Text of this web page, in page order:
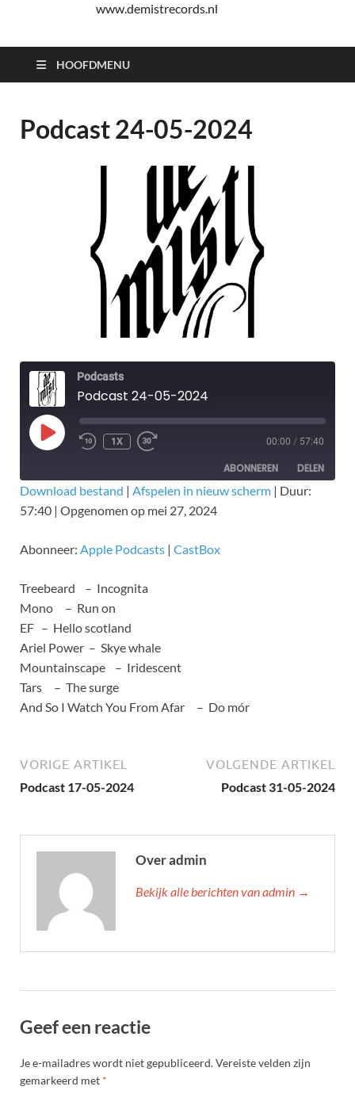
www.demistrecords.nl
HOOFDMENU
Podcast 24-05-2024
Podcasts
Podcast 24-05-2024
1X 00:00 / 57:40
ABONNEREN DELEN
Apple Podcasts CastBox
DELEN
LINK
Download bestand | Afspelen in nieuw scherm | Duur:
57:40 | Opgenomen op mei 27, 2024
Abonneer: Apple Podcasts | CastBox
Treebeard – Incognita
Mono – Run on
EF – Hello scotland
Ariel Power – Skye whale
Mountainscape – Iridescent
Tars – The surge
And So I Watch You From Afar – Do mór
VORIGE ARTIKEL
Podcast 17-05-2024
VOLGENDE ARTIKEL
Podcast 31-05-2024
Over admin
Bekijk alle berichten van admin →
Geef een reactie
Je e-mailadres wordt niet gepubliceerd.Vereiste velden zijn
gemarkeerd met *